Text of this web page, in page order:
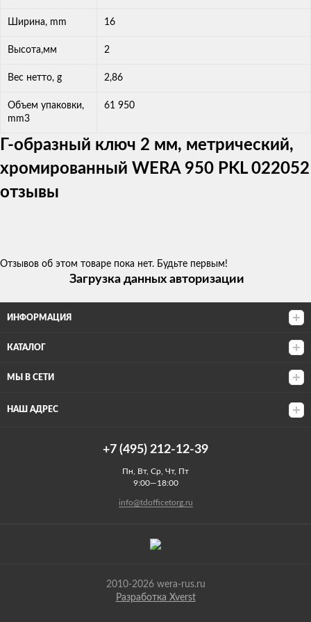
Ширина, mm 16
Высота,мм 2
Вес нетто, g 2,86
Объем упаковки,
mm3
61 950
Г-образный ключ 2 мм, метрический,
хромированный WERA 950 PKL 022052
отзывы
Отзывов об этом товаре пока нет. Будьте первым!
Загрузка данных авторизации
ИНФОРМАЦИЯ
КАТАЛОГ
МЫ В СЕТИ
НАШ АДРЕС
+7 (495) 212-12-39
Пн, Вт, Ср, Чт, Пт
9:00—18:00
info@tdofficetorg.ru
2010-2026 wera-rus.ru
Разработка Xverst